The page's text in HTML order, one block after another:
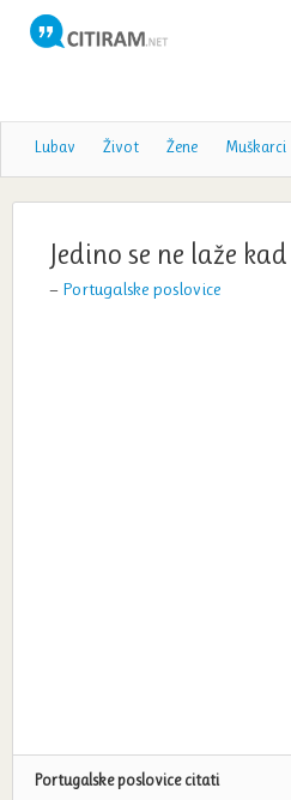
Poslovice
Teme
Autori
Lubav Život Žene Muškarci
Jedino se ne laže
— Portugalske poslovice
Portugalske poslovice citati